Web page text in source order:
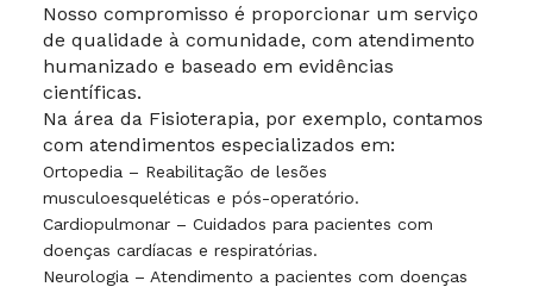
Nosso compromisso é proporcionar um serviço
de qualidade à comunidade, com atendimento
humanizado e baseado em evidências
científicas.
Na área da Fisioterapia, por exemplo, contamos
com atendimentos especializados em:
Ortopedia – Reabilitação de lesões
musculoesqueléticas e pós-operatório.
Cardiopulmonar – Cuidados para pacientes com
doenças cardíacas e respiratórias.
Neurologia – Atendimento a pacientes com doenças